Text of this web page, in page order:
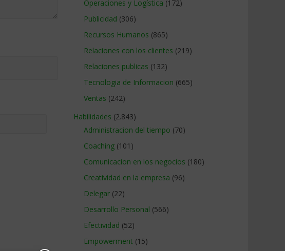
Operaciones y Logística (172)
Publicidad (306)
Recursos Humanos (865)
Relaciones con los clientes (219)
Relaciones publicas (132)
Tecnologia de Informacion (665)
Ventas (242)
Habilidades (2.843)
Administracion del tiempo (70)
Coaching (101)
Comunicacion en los negocios (180)
Creatividad en la empresa (96)
Delegar (22)
Desarrollo Personal (566)
Efectividad (52)
Empowerment (15)